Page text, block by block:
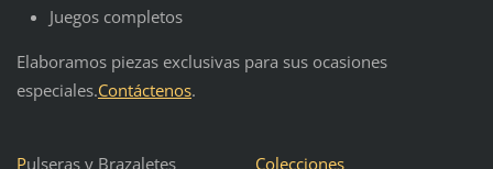
Juegos completos
Elaboramos piezas exclusivas para sus ocasiones
especiales.Contáctenos.
Pulseras y Brazaletes
Colecciones